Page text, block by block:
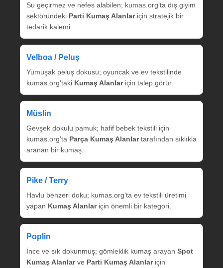
Su geçirmez ve nefes alabilen; kumas.org’ta dış giyim
sektöründeki Parti Kumaş Alanlariçin stratejik bir
tedarik kalemi.
Velboa / Peluş
Yumuşak peluş dokusu; oyuncak ve ev tekstilinde
kumas.org’taki Kumaş Alanlariçin talep görür.
Müslin
Gevşek dokulu pamuk; hafif bebek tekstili için
kumas.org’ta Parça Kumaş Alanlartarafından sıklıkla
aranan bir kumaş.
Pike / Terry
Havlu benzeri doku; kumas.org’ta ev tekstili üretimi
yapan Kumaş Alanlariçin önemli bir kategori.
Poplin
İnce ve sık dokunmuş; gömleklik kumaş arayan Spot
Kumaş Alanlarve Parti Kumaş Alanlariçin